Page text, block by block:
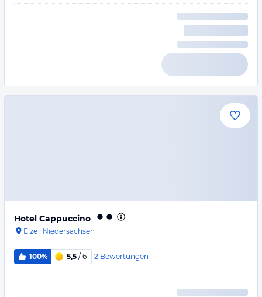
Hotel Cappuccino
Elze · Niedersachsen
100% 5,5 / 6 2 Bewertungen